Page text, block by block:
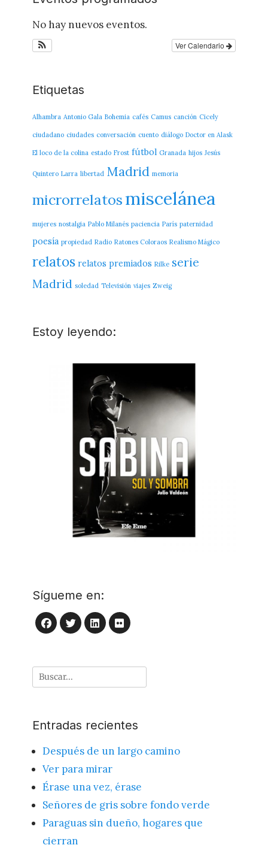
No hay nuevos eventos.
Ver Calendario
Etiquetas
Alhambra Antonio Gala Bohemia cafés Camus canción Cicely
ciudadano ciudades conversación cuento diálogo Doctor en Alask
El loco de la colina estado Frost fútbol Granada hijos Jesús
Quintero Larra libertad Madrid memoria
microrrelatos miscelánea
mujeres nostalgia Pablo Milanés paciencia París paternidad
poesía propiedad Radio Ratones Coloraos Realismo Mágico
relatos relatos premiados Rilke serie
Madrid soledad Televisión viajes Zweig
Estoy leyendo:
Sígueme en:
Facebook
Twitter
LinkedIn
Flickr
Buscar
Entradas recientes
Después de un largo camino
Ver para mirar
Érase una vez, érase
Señores de gris sobre fondo verde
Paraguas sin dueño, hogares que
cierran